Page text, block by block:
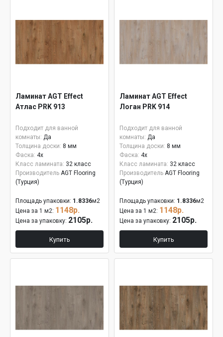
Ламинат AGT Effect
Атлас PRK 913
Подходит для ванной
комнаты: Да
Толщина доски: 8 мм
Фаска: 4x
Класс ламината: 32 класс
Производитель AGT Flooring
(Турция)
Площадь упаковки: 1.8336м2
Цена за 1 м2: 1148р.
Цена за упаковку: 2105р.
Купить
Ламинат AGT Effect
Логан PRK 914
Подходит для ванной
комнаты: Да
Толщина доски: 8 мм
Фаска: 4x
Класс ламината: 32 класс
Производитель AGT Flooring
(Турция)
Площадь упаковки: 1.8336м2
Цена за 1 м2: 1148р.
Цена за упаковку: 2105р.
Купить